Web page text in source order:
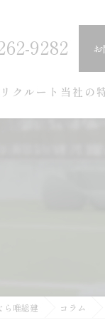
9282
リクルート 当社の
ら唯総建 コラム